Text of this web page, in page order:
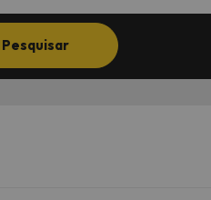
Pesquisar